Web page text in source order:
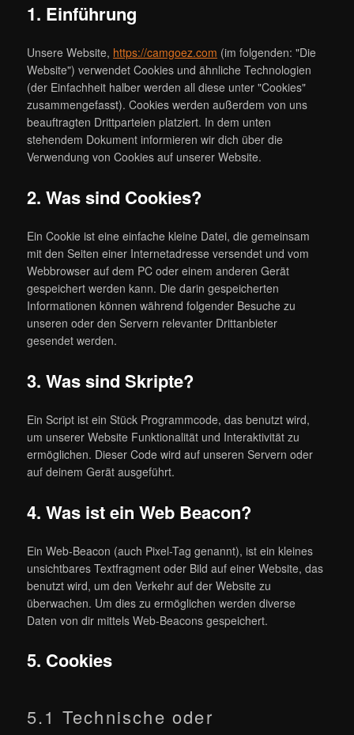
1. Einführung
Unsere Website, https://camgoez.com (im folgenden: "Die
Website") verwendet Cookies und ähnliche Technologien
(der Einfachheit halber werden all diese unter "Cookies"
zusammengefasst). Cookies werden außerdem von uns
beauftragten Drittparteien platziert. In dem unten
stehendem Dokument informieren wir dich über die
Verwendung von Cookies auf unserer Website.
2. Was sind Cookies?
Ein Cookie ist eine einfache kleine Datei, die gemeinsam
mit den Seiten einer Internetadresse versendet und vom
Webbrowser auf dem PC oder einem anderen Gerät
gespeichert werden kann. Die darin gespeicherten
Informationen können während folgender Besuche zu
unseren oder den Servern relevanter Drittanbieter
gesendet werden.
3. Was sind Skripte?
Ein Script ist ein Stück Programmcode, das benutzt wird,
um unserer Website Funktionalität und Interaktivität zu
ermöglichen. Dieser Code wird auf unseren Servern oder
auf deinem Gerät ausgeführt.
4. Was ist ein Web Beacon?
Ein Web-Beacon (auch Pixel-Tag genannt), ist ein kleines
unsichtbares Textfragment oder Bild auf einer Website, das
benutzt wird, um den Verkehr auf der Website zu
überwachen. Um dies zu ermöglichen werden diverse
Daten von dir mittels Web-Beacons gespeichert.
5. Cookies
5.1 Technische oder